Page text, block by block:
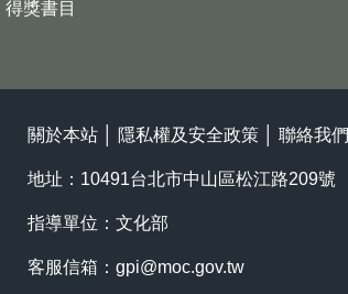
得獎書目
關於本站 隱私權及安全政策 聯絡我們
地址：10491台北市中山區松江路209號
指導單位：文化部
客服信箱： gpi@moc.gov.tw